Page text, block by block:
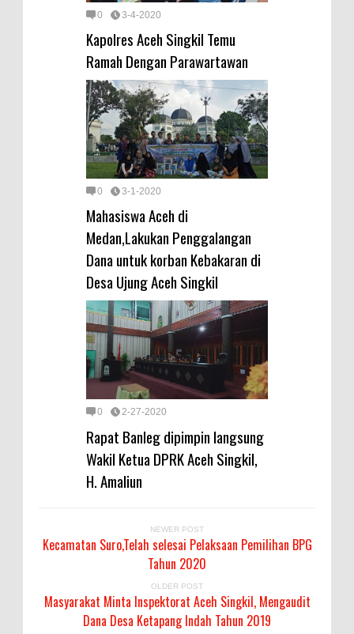
0 3-4-2020
Kapolres Aceh Singkil Temu
Ramah Dengan Parawartawan
0 3-1-2020
Mahasiswa Aceh di
Medan,Lakukan Penggalangan
Dana untuk korban Kebakaran di
Desa Ujung Aceh Singkil
0 2-27-2020
Rapat Banleg dipimpin langsung
Wakil Ketua DPRK Aceh Singkil,
H. Amaliun
NEWER POST
Kecamatan Suro,Telah selesai Pelaksaan Pemilihan BPG
Tahun 2020
OLDER POST
Masyarakat Minta Inspektorat Aceh Singkil, Mengaudit
Dana Desa Ketapang Indah Tahun 2019